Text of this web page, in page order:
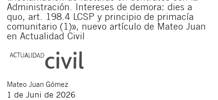
Administración. Intereses de demora: dies a
quo, art. 198.4 LCSP y principio de primacía
comunitario (1)», nuevo artículo de Mateo Juan
en Actualidad Civil
Mateo Juan Gómez
1 de Juni de 2026